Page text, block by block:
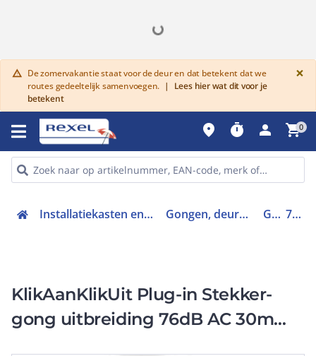
warning De zomervakantie staat voor de deur en dat betekent dat we
routes gedeeltelijk samenvoegen. |
Lees hier wat dit voor je
betekent
×
place timer person shopping_cart0
Installatiekasten en verdeelinrichtingen Gongen, deurbellen en trafo's Gong 70270
KlikAanKlikUit Plug-in Stekker-
gong uitbreiding 76dB AC 30m